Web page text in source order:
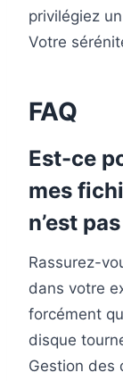
privilégiez
Votre
FAQ
Est-ce
mes
n’est
Rassurez-
dans votre
forcément
disque
Gestion des